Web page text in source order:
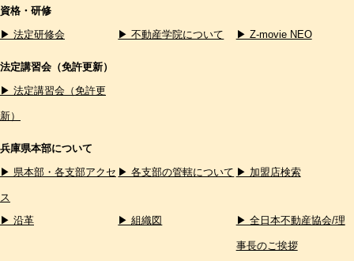
資格・研修
▶ 法定研修会
▶ 不動産学院について ▶ Z-movie NEO
法定講習会（免許更新）
▶ 法定講習会（免許更
新）
兵庫県本部について
▶ 県本部・各支部アクセ
ス
▶ 各支部の管轄について ▶ 加盟店検索
▶ 沿革 ▶ 組織図 ▶ 全日本不動産協会/理
事長のご挨拶